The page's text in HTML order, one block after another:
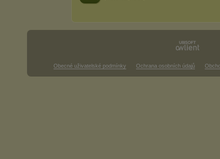
Obecné uživatelské podmínky Ochrana osobních údajů